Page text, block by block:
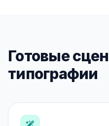
Готовые
типографии